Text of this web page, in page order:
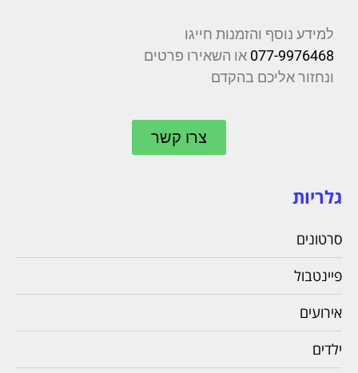
למידע נוסף והזמנות חייגו
077-9976468 או השאירו פרטים
ונחזור אליכם בהקדם
צרו קשר
גלריות
סרטונים
פיינטבול
אירועים
ילדים